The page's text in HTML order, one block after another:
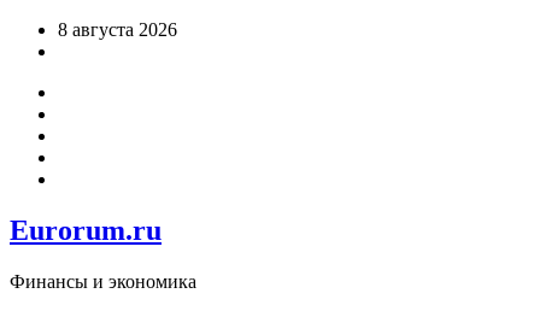
Перейти8 августа 2026
Eurorum.ru
Финансы и экономика